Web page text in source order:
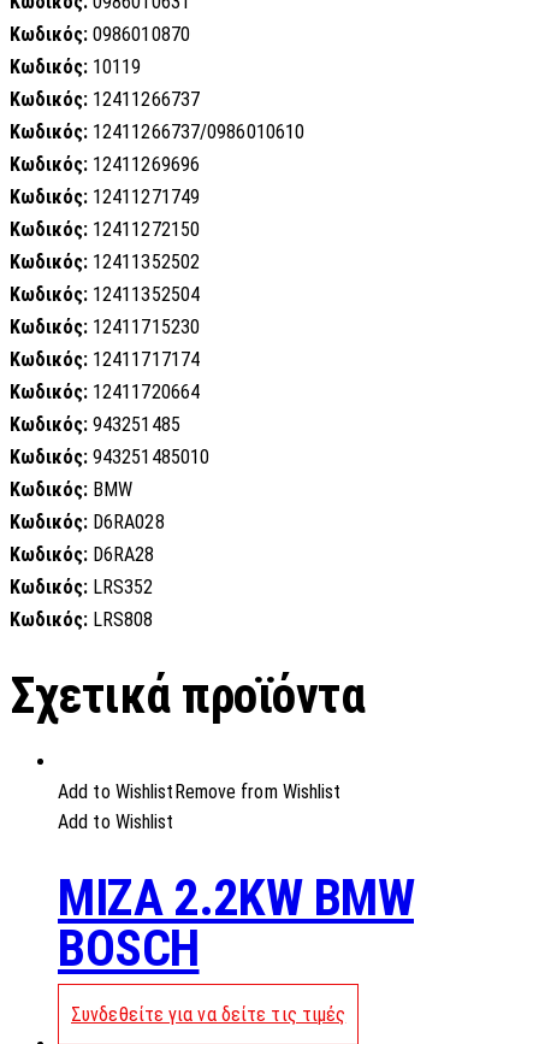
Κωδικός: 0986010870
Κωδικός: 10119
Κωδικός: 12411266737
Κωδικός: 12411266737/0986010610
Κωδικός: 12411269696
Κωδικός: 12411271749
Κωδικός: 12411272150
Κωδικός: 12411352502
Κωδικός: 12411352504
Κωδικός: 12411715230
Κωδικός: 12411717174
Κωδικός: 12411720664
Κωδικός: 943251485
Κωδικός: 943251485010
Κωδικός: BMW
Κωδικός: D6RA028
Κωδικός: D6RA28
Κωδικός: LRS352
Κωδικός: LRS808
Σχετικά προϊόντα
Add to Wishlist Remove from Wishlist
Add to Wishlist
MIZA 2.2KW BMW
BOSCH
Συνδεθείτε για να δείτε τις τιμές